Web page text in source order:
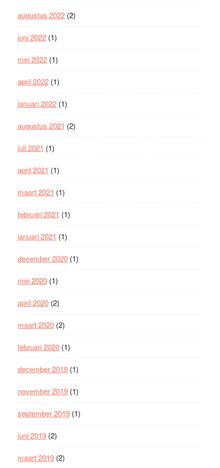
augustus 2022(2)
juni 2022(1)
mei 2022(1)
april 2022(1)
januari 2022(1)
augustus 2021 (2)
juli 2021 (1)
april 2021 (1)
maart 2021 (1)
februari 2021 (1)
januari 2021 (1)
december 2020(1)
mei 2020(1)
april 2020(2)
maart 2020(2)
februari 2020(1)
december 2019(1)
november 2019(1)
september 2019(1)
juni 2019(2)
maart 2019(2)